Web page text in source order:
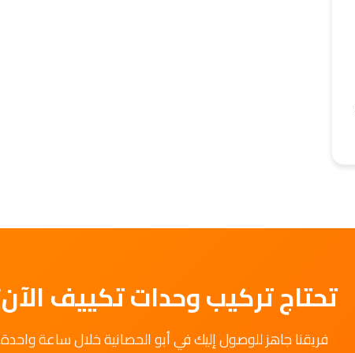
تحتاج تركيب وحدات تكييف
فريقنا جاهز للوصول إليك في أبو الحصانية خلال ساعة